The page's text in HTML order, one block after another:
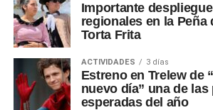
Importante
regionales en la Peña
Torta Frita
ACTIVIDADES 3 días
Estreno en Trelew de
nuevo día” una de
esperadas del año